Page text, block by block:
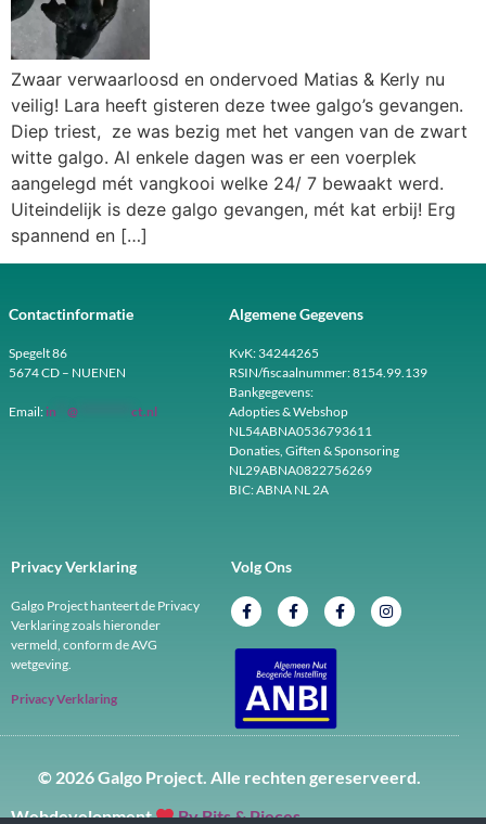
Zwaar verwaarloosd en ondervoed Matias & Kerly nu
veilig! Lara heeft gisteren deze twee galgo’s gevangen.
Diep triest, ze was bezig met het vangen van de zwart
witte galgo. Al enkele dagen was er een voerplek
aangelegd mét vangkooi welke 24/ 7 bewaakt werd.
Uiteindelijk is deze galgo gevangen, mét kat erbij! Erg
spannend en […]
Contactinformatie
Spegelt 86
5674 CD – NUENEN
Email: in @ ct.nl
Algemene Gegevens
KvK: 34244265
RSIN/fiscaalnummer: 8154.99.139
Bankgegevens:
Adopties & Webshop
NL54ABNA0536793611
Donaties, Giften & Sponsoring
NL29ABNA0822756269
BIC: ABNA NL 2A
Privacy Verklaring
Galgo Project hanteert de Privacy
Verklaring zoals hieronder
vermeld, conform de AVG
wetgeving.
Privacy Verklaring
Volg Ons
© 2026 Galgo Project. Alle rechten gereserveerd.
Webdevelopment
By Bits & Pieces